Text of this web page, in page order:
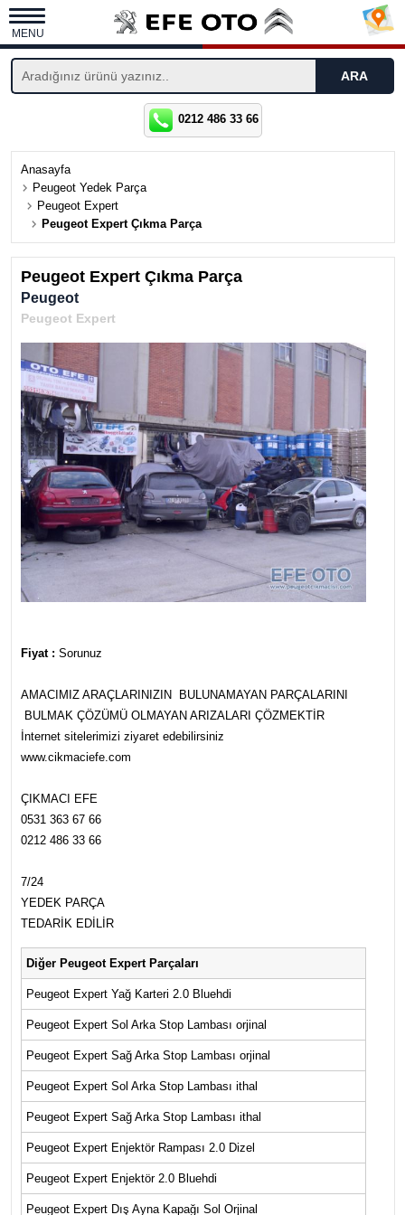
MENU
0212 486 33 66
Anasayfa
Peugeot Yedek Parça
Peugeot Expert
Peugeot Expert Çıkma Parça
Peugeot Expert Çıkma Parça
Peugeot
Peugeot Expert
Fiyat : Sorunuz
AMACIMIZ ARAÇLARINIZIN BULUNAMAYAN PARÇALARINI
BULMAK ÇÖZÜMÜ OLMAYAN ARIZALARI ÇÖZMEKTİR
İnternet sitelerimizi ziyaret edebilirsiniz
www.cikmaciefe.com
ÇIKMACI EFE
0531 363 67 66
0212 486 33 66
7/24
YEDEK PARÇA
TEDARİK EDİLİR
Diğer Peugeot Expert Parçaları
Peugeot Expert Yağ Karteri 2.0 Bluehdi
Peugeot Expert Sol Arka Stop Lambası orjinal
Peugeot Expert Sağ Arka Stop Lambası orjinal
Peugeot Expert Sol Arka Stop Lambası ithal
Peugeot Expert Sağ Arka Stop Lambası ithal
Peugeot Expert Enjektör Rampası 2.0 Dizel
Peugeot Expert Enjektör 2.0 Bluehdi
Peugeot Expert Dış Ayna Kapağı Sol Orjinal